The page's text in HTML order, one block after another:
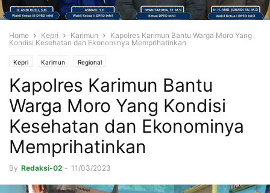
Home Kepri Karimun
Kapolres Karimun Bantu Warga Moro Yang
Kondisi Kesehatan dan Ekonominya Memprihatinkan
Kepri Karimun Regional
Kapolres Karimun Bantu
Warga Moro Yang Kondisi
Kesehatan dan Ekonominya
Memprihatinkan
By Redaksi-02 - 11/03/2023